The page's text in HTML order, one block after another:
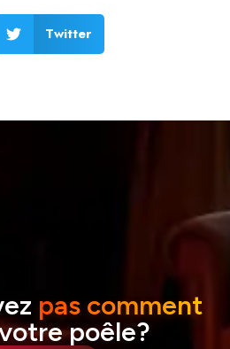
Twitter
pas comment
poêle?